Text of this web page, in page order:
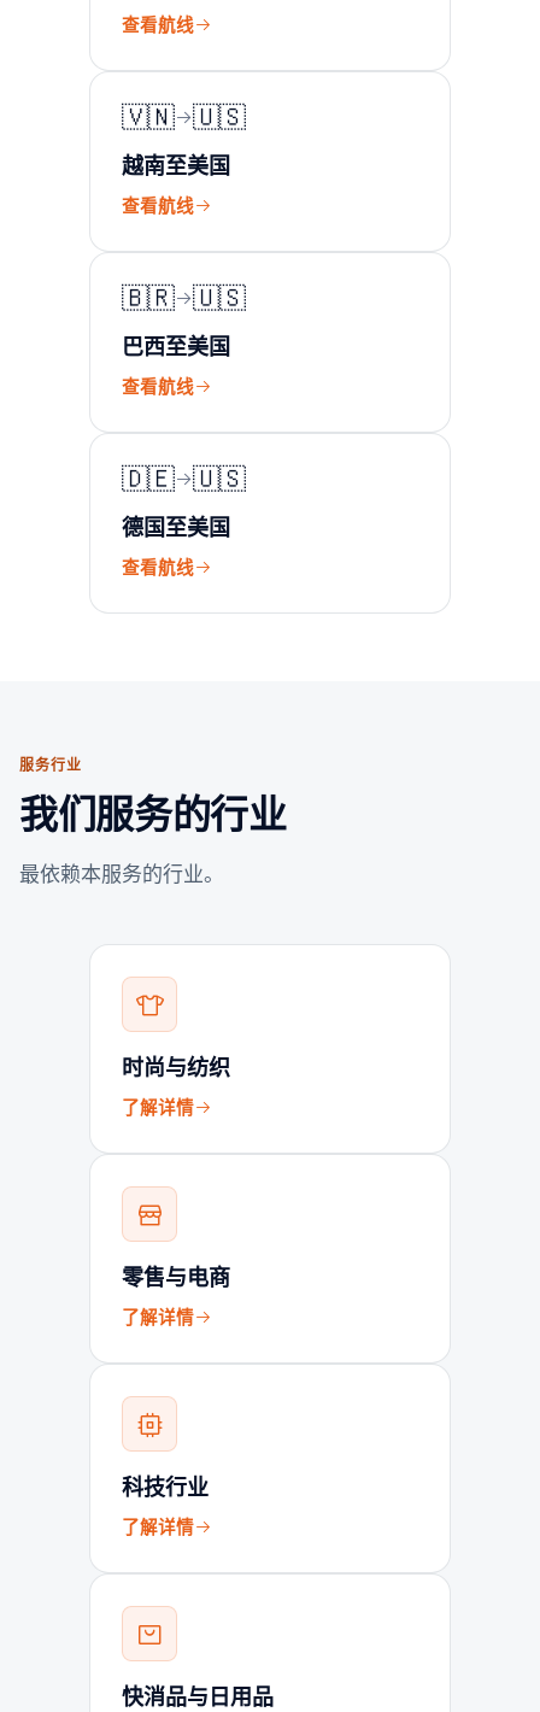
查看航线
🇻🇳 🇺🇸
越南至美国
查看航线
🇧🇷 🇺🇸
巴西至美国
查看航线
🇩🇪 🇺🇸
德国至美国
查看航线
服务行业
我们服务的行业
最依赖本服务的行业。
时尚与纺织
了解详情
零售与电商
了解详情
科技行业
了解详情
快消品与日用品